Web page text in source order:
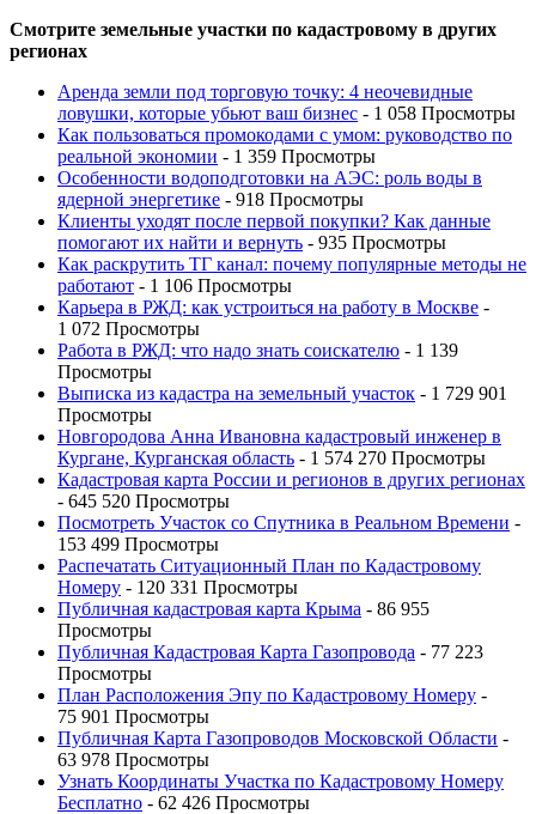
Смотрите земельные участки по кадастровому в других
регионах
Аренда земли под торговую точку: 4 неочевидные
ловушки, которые убьют ваш бизнес - 1 058 Просмотры
Как пользоваться промокодами с умом: руководство по
реальной экономии - 1 359 Просмотры
Особенности водоподготовки на АЭС: роль воды в
ядерной энергетике - 918 Просмотры
Клиенты уходят после первой покупки? Как данные
помогают их найти и вернуть - 935 Просмотры
Как раскрутить ТГ канал: почему популярные методы не
работают - 1 106 Просмотры
Карьера в РЖД: как устроиться на работу в Москве -
1 072 Просмотры
Работа в РЖД: что надо знать соискателю - 1 139
Просмотры
Выписка из кадастра на земельный участок - 1 729 901
Просмотры
Новгородова Анна Ивановна кадастровый инженер в
Кургане, Курганская область - 1 574 270 Просмотры
Кадастровая карта России и регионов в других регионах
- 645 520 Просмотры
Посмотреть Участок со Спутника в Реальном Времени -
153 499 Просмотры
Распечатать Ситуационный План по Кадастровому
Номеру - 120 331 Просмотры
Публичная кадастровая карта Крыма - 86 955
Просмотры
Публичная Кадастровая Карта Газопровода - 77 223
Просмотры
План Расположения Эпу по Кадастровому Номеру -
75 901 Просмотры
Публичная Карта Газопроводов Московской Области -
63 978 Просмотры
Узнать Координаты Участка по Кадастровому Номеру
Бесплатно - 62 426 Просмотры